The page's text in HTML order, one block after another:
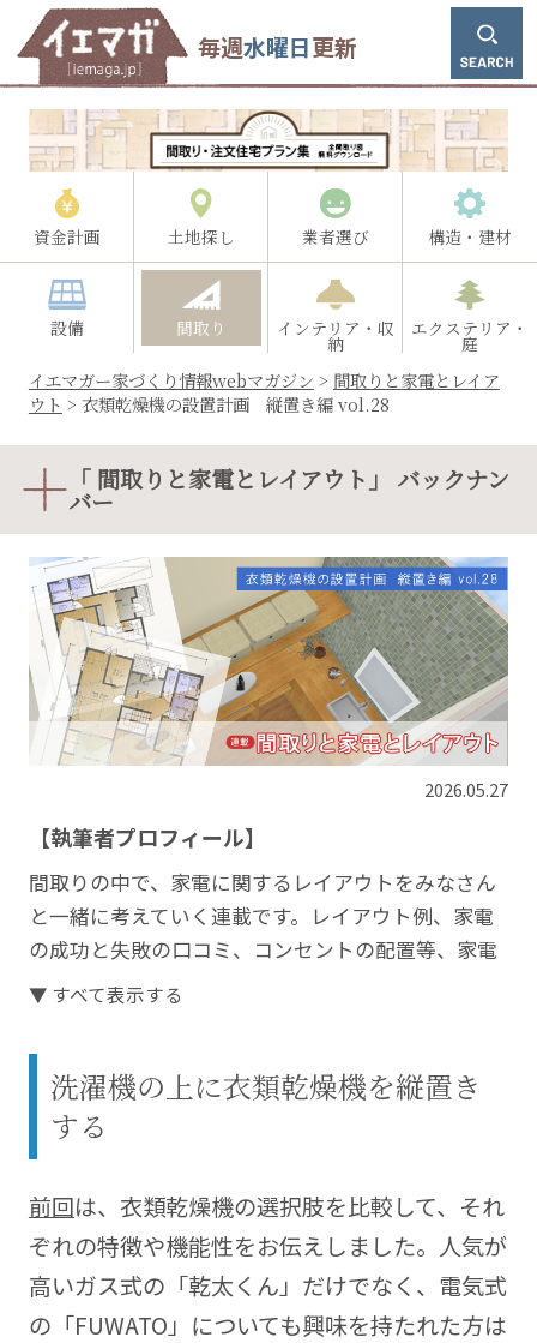
毎週水曜日更新
資金計画 土地探し 業者選び 構造・建材
設備 間取り インテリア・収
納
エクステリア・
庭
イエマガー家づくり情報webマガジン > 間取りと家電とレイア
ウト > 衣類乾燥機の設置計画 縦置き編 vol.28
「 間取りと家電とレイアウト」 バックナン
バー
2026.05.27
【執筆者プロフィール】
間取りの中で、家電に関するレイアウトをみなさん
と一緒に考えていく連載です。レイアウト例、家電
の成功と失敗の口コミ、コンセントの配置等、家電
にまつわるトピックを取り上げていきます。
https://blog.kisekinomyhome.com/
集部
間取り図：株式会社ホームプランニング1000
▼ すべて表示する
洗濯機の上に衣類乾燥機を縦置き
する
前回は、衣類乾燥機の選択肢を比較して、それ
ぞれの特徴や機能性をお伝えしました。人気が
高いガス式の「乾太くん」だけでなく、電気式
の「FUWATO」についても興味を持たれた方は